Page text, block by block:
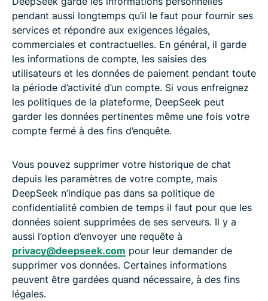
pendant aussi longtemps qu’il le faut pour fournir ses
services et répondre aux exigences légales,
commerciales et contractuelles. En général, il garde
les informations de compte, les saisies des
utilisateurs et les données de paiement pendant toute
la période d’activité d’un compte. Si vous enfreignez
les politiques de la plateforme, DeepSeek peut
garder les données pertinentes même une fois votre
compte fermé à des fins d’enquête.
Vous pouvez supprimer votre historique de chat
depuis les paramètres de votre compte, mais
DeepSeek n’indique pas dans sa politique de
confidentialité combien de temps il faut pour que les
données soient supprimées de ses serveurs. Il y a
aussi l’option d’envoyer une requête à
privacy@deepseek.com pour leur demander de
supprimer vos données. Certaines informations
peuvent être gardées quand nécessaire, à des fins
légales.